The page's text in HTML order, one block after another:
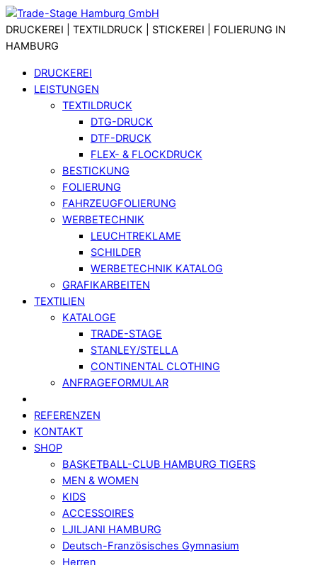
Skip
to
content
Menu
DRUCKEREI | TEXTILDRUCK | STICKEREI | FOLIERUNG IN
HAMBURG
DRUCKEREI
LEISTUNGEN
TEXTILDRUCK
DTG-DRUCK
DTF-DRUCK
FLEX- & FLOCKDRUCK
BESTICKUNG
FOLIERUNG
FAHRZEUGFOLIERUNG
WERBETECHNIK
LEUCHTREKLAME
SCHILDER
WERBETECHNIK KATALOG
GRAFIKARBEITEN
TEXTILIEN
KATALOGE
TRADE-STAGE
STANLEY/STELLA
CONTINENTAL CLOTHING
ANFRAGEFORMULAR
REFERENZEN
KONTAKT
SHOP
BASKETBALL-CLUB HAMBURG TIGERS
MEN & WOMEN
KIDS
ACCESSOIRES
LJILJANI HAMBURG
Deutsch-Französisches Gymnasium
Herren